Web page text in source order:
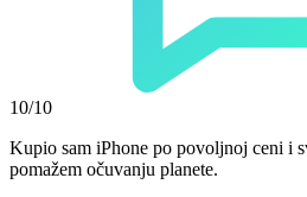
10/10
Kupio sam iPhone po povoljnoj ceni i
pomažem očuvanju planete.